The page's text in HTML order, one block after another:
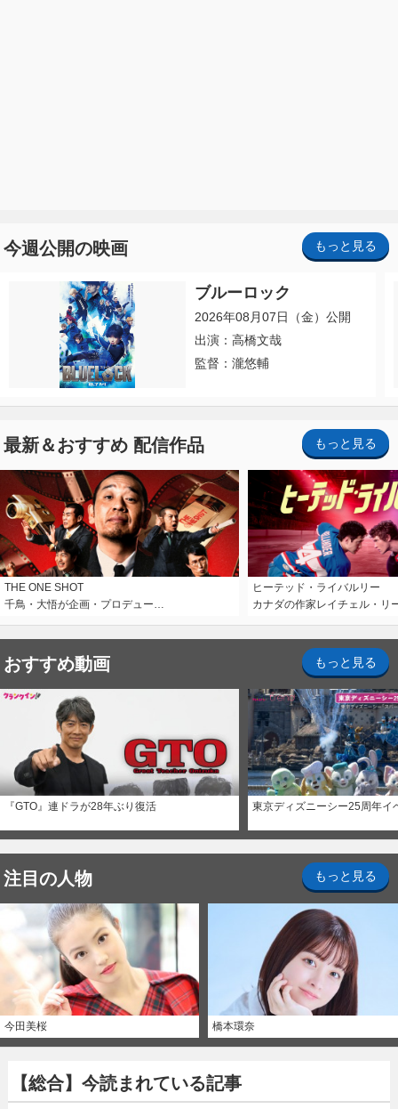
今週公開の映画 もっと見る
ブルーロック
2026年08月07日（金）公開
出演：高橋文哉
監督：瀧悠輔
最新＆おすすめ 配信作品 もっと見る
THE ONE SHOT
千鳥・大悟が企画・プロデュー…
ヒーテッド・ライバルリー
カナダの作家レイチェル・リ
おすすめ動画 もっと見る
『GTO』連ドラが28年ぶり復活 東京ディズニーシー25周年イ
注目の人物 もっと見る
今田美桜 橋本環奈
【総合】今読まれている記事